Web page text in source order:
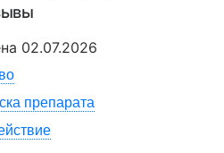
02.07.2026
препарата